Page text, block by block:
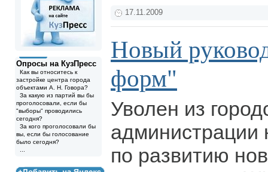
Опросы на КузПресс
Как вы относитесь к
застройке центра города
объектами А. Н. Говора?
За какую из партий вы бы
проголосовали, если бы
"выборы" проводились
сегодня?
За кого проголосовали бы
вы, если бы голосование
было сегодня?
17.11.2009
Новый
форм"
Уволен из
администрации
по развитию